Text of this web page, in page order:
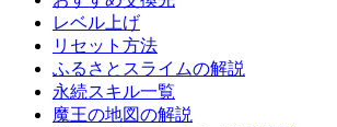
レベル上げ
リセット方法
ふるさとスライムの解説
永続スキル一覧
魔王の地図の解説